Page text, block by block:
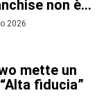
non è...
2026
mette un
fiducia”